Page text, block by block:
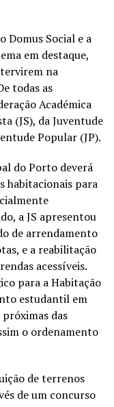
Domus Social e a
em destaque,
na
todas as
Académica
(JS), da Juventude
Popular (JP).
do Porto deverá
habitacionais para
a JS apresentou
de arrendamento
e a reabilitação
acessíveis.
para a Habitação
estudantil em
das
o ordenamento
de terrenos
de um concurso